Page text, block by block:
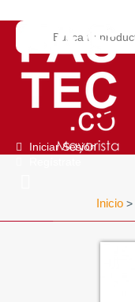
Iniciar Sesión
Inicio >